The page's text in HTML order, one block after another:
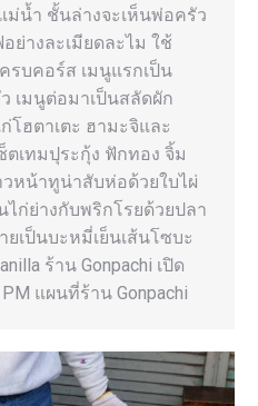
ม่น้ำ ชั้นล่างจะเห็นพ่อครัว
ย่างละเมียดละไม ใช้
รบคอร์ส เมนูแรกเป็น
เมนูต่อมาเป็นสลัดผัก
โฮตาเตะ ฮามะจิและ
เทมปุระกุ้ง ฟักทอง จิ้ม
หน้าทูน่าสับห่อด้วยใบไผ่
ก่ย่างกับพริกโรยด้วยปลา
เป็นบะหมี่เย็นเส้นโซบะ
ร้าน Gonpachi เปิด
แผนที่ร้าน Gonpachi